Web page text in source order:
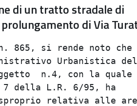
di un tratto stradale di
di Via
n. 865, si
oggetto  n.4,
all'art. 7 della
di esproprio